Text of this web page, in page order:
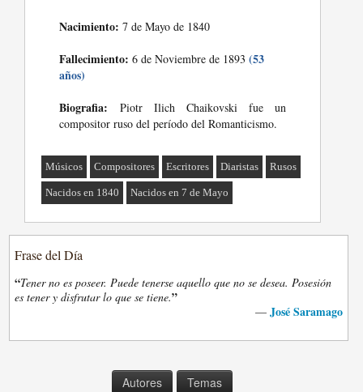
Nacimiento: 7 de Mayo de 1840
Fallecimiento: 6 de Noviembre de 1893(53
años)
Biografia: Piotr Ilich Chaikovski fue un
compositor ruso del período del Romanticismo.
Músicos Compositores Escritores Diaristas Rusos
Nacidos en 1840 Nacidos en 7 de Mayo
Frase del Día
“Tener no es poseer. Puede tenerse aquello que no se desea. Posesión
es tener y disfrutar lo que se tiene.”
— José Saramago
Autores Temas